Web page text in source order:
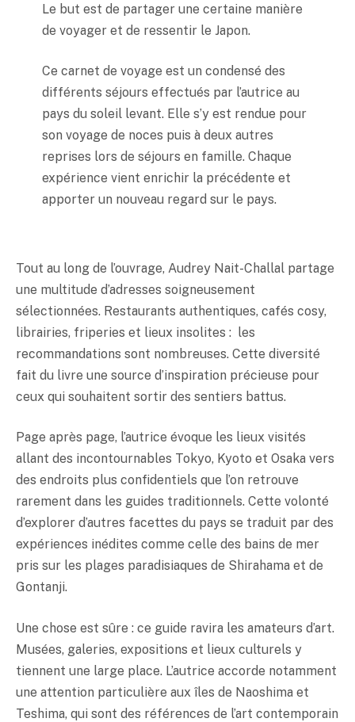
Le but est de partager une certaine manière
de voyager et de ressentir le Japon.
Ce carnet de voyage est un condensé des
différents séjours effectués par l’autrice au
pays du soleil levant. Elle s’y est rendue pour
son voyage de noces puis à deux autres
reprises lors de séjours en famille. Chaque
expérience vient enrichir la précédente et
apporter un nouveau regard sur le pays.
Tout au long de l’ouvrage, Audrey Nait-Challal partage
une multitude d’adresses soigneusement
sélectionnées. Restaurants authentiques, cafés cosy,
librairies, friperies et lieux insolites : les
recommandations sont nombreuses. Cette diversité
fait du livre une source d’inspiration précieuse pour
ceux qui souhaitent sortir des sentiers battus.
Page après page, l’autrice évoque les lieux visités
allant des incontournables Tokyo, Kyoto et Osaka vers
des endroits plus confidentiels que l’on retrouve
rarement dans les guides traditionnels. Cette volonté
d’explorer d’autres facettes du pays se traduit par des
expériences inédites comme celle des bains de mer
pris sur les plages paradisiaques de Shirahama et de
Gontanji.
Une chose est sûre : ce guide ravira les amateurs d’art.
Musées, galeries, expositions et lieux culturels y
tiennent une large place. L’autrice accorde notamment
une attention particulière aux îles de Naoshima et
Teshima, qui sont des références de l’art contemporain